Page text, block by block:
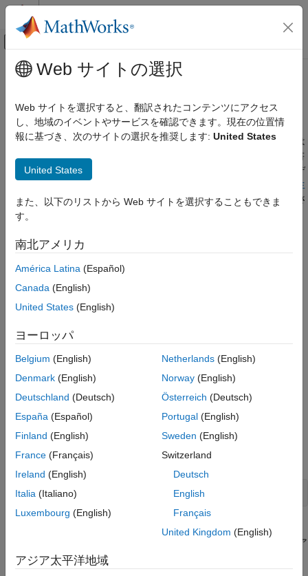
コンテンツへスキップ
オフキャンバス ナビゲーション メ
ドキュメンテーションのホーム
コード検証
Polyspace Bug Finder
MATLAB スクリプトを使用した Bug Finder 解
MATLAB を使用した Polyspace 解析入門
前提条件
MATLAB を使用した Polyspace 解析の実行
メインコンテンツ
MATLAB を使用した
析入門
このチュートリアルでは、MATLAB ® コマンド ウィンドウまたは
を実行することにより手書
きの C/C++ コードを解析する方法を説明します。Simulink
モデ
Simulink モデルから生
成されたコードに対する Polyspace 解析の実行を参照してくださ
前提条件
Polyspace 解析を MATLAB コマンド ウィンドウから実行する前
に、Polyspace と MATLAB を統合します。
との Polyspace の統合
手書きの C コードを解析するには、MATLAB コマンド ウィンド
ウまたは MATLAB エディターから Polyspace 解析を構成してか
Polyspace 解析を実行するには、polyspace.Projectオブジェク
トを作成し、ソース ファイルと解析オプションを指定してから、
polyspace.Project オブジェクトを作成するには、関数
polyspace.Project を使用します。
psPrj = polyspace.Project;
numerical.cの手書きコードファイル
は Polyspace ソフトウェア
の一部です。解析に必要なこのソース ファイルとヘッダー ファ
イルはフォルダー
Web サイトの選択
Web サイトを選択すると、翻訳されたコンテンツにアクセス
し、地域のイベントやサービスを確認できます。現在の位置情
報に基づき、次のサイトの選択を推奨します: United States
United States
また、以下のリストから Web サイトを選択することもできま
す。
南北アメリカ
América Latina (Español)
Canada (English)
United States (English)
ヨーロッパ
Belgium (English)
Denmark (English)
Deutschland (Deutsch)
España (Español)
Finland (English)
France (Français)
Ireland (English)
Italia (Italiano)
Luxembourg (English)
Netherlands(English)
Norway(English)
Österreich (Deutsch)
Portugal(English)
Sweden (English)
Switzerland
Deutsch
English
Français
United Kingdom (English)
アジア太平洋地域